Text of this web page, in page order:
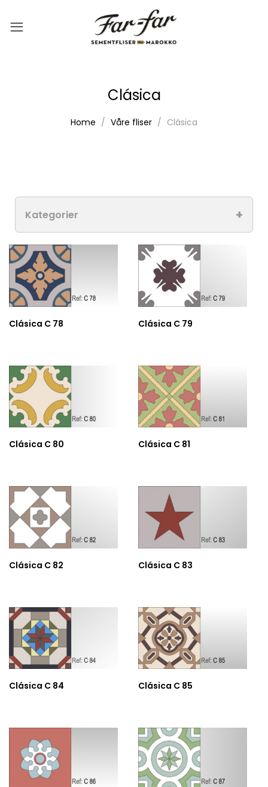
Clásica
Home Våre fliser Clásica
Kategorier
Clásica C 78 Clásica C 79
Clásica C 80 Clásica C 81
Clásica C 82 Clásica C 83
Clásica C 84 Clásica C 85